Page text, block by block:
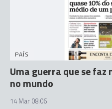
PAÍS
Uma guerra que se faz
no mundo
14 Mar 08:06